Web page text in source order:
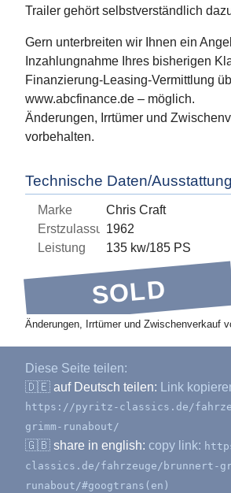
Trailer gehört selbstverständlich
Gern unterbreiten wir Ihnen ein
Inzahlungnahme Ihres bisherigen
Finanzierung-Leasing-Vermittlung
www.abcfinance.de – möglich.
Änderungen, Irrtümer und
vorbehalten.
Technische Daten/Ausstattung
Marke
Chris Craft
Erstzulassung1962
Leistung
135 kw/185 PS
SOLD
Änderungen, Irrtümer und Zwischenverkauf
Diese Seite teilen:
🇩🇪 auf Deutsch teilen: Link
https://pyritz-classics.de/
grimm-runabout/
🇬🇧 share in english: copy link:
classics.de/fahrzeuge/brunnert-
runabout/#googtrans(en)